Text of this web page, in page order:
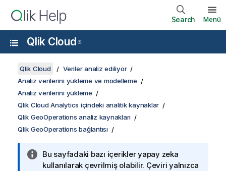
Search Menü
Qlik Cloud ®
Qlik Cloud
Veriler analiz ediliyor
Analiz verilerini yükleme ve modelleme
Analiz verilerini yükleme
Qlik Cloud Analytics içindeki analitik kaynaklar
Qlik GeoOperations analiz kaynakları
Qlik GeoOperations bağlantısı
Bu sayfadaki bazı içerikler yapay zeka
kullanılarak çevrilmiş olabilir. Çeviri yalnızca